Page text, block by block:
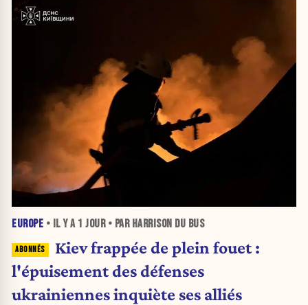
EUROPE • IL Y A 1 JOUR• PAR HARRISON DU BUS
Kiev frappée de plein fouet :
l'épuisement des défenses
ukrainiennes inquiète ses alliés